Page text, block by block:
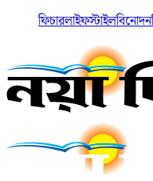
ফিচারলাইফস্টাইলবিনোদন